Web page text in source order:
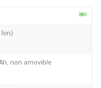
non amovible